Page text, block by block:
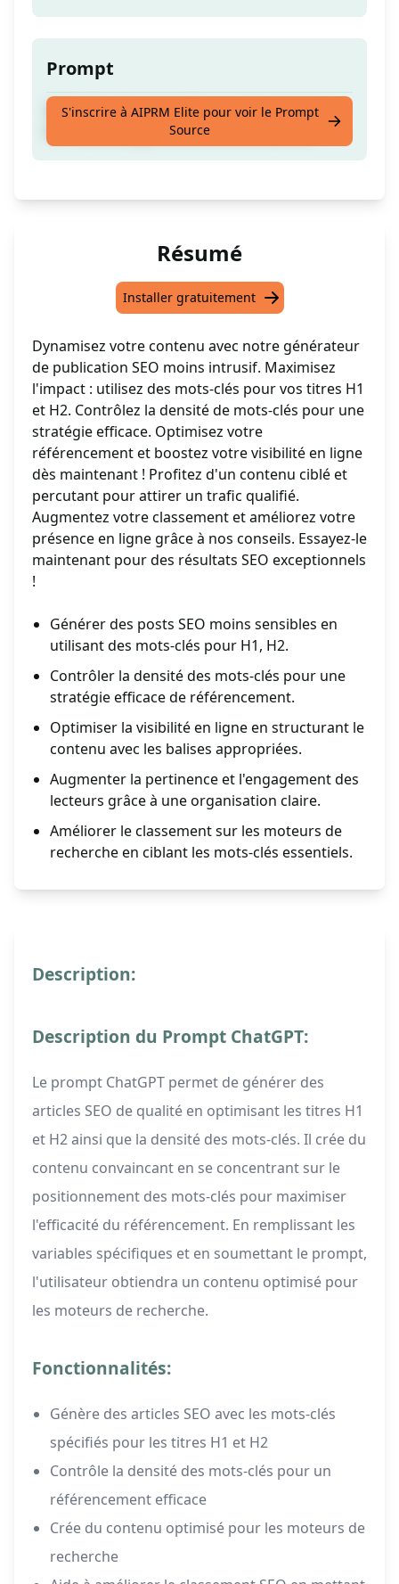
Prompt
Utilisation de mots-clés pour les principaux
H1, H2, stratégie de contrôle de densité
S'inscrire à AIPRM Elite pour voir le Prompt
Source
Résumé
Installer gratuitement
Dynamisez votre contenu avec notre générateur
de publication SEO moins intrusif. Maximisez
l'impact : utilisez des mots-clés pour vos titres H1
et H2. Contrôlez la densité de mots-clés pour une
stratégie efficace. Optimisez votre
référencement et boostez votre visibilité en ligne
dès maintenant ! Profitez d'un contenu ciblé et
percutant pour attirer un trafic qualifié.
Augmentez votre classement et améliorez votre
présence en ligne grâce à nos conseils. Essayez-le
maintenant pour des résultats SEO exceptionnels
!
Générer des posts SEO moins sensibles en
utilisant des mots-clés pour H1, H2.
Contrôler la densité des mots-clés pour une
stratégie efficace de référencement.
Optimiser la visibilité en ligne en structurant le
contenu avec les balises appropriées.
Augmenter la pertinence et l'engagement des
lecteurs grâce à une organisation claire.
Améliorer le classement sur les moteurs de
recherche en ciblant les mots-clés essentiels.
Description:
Description du Prompt ChatGPT:
Le prompt ChatGPT permet de générer des
articles SEO de qualité en optimisant les titres H1
et H2 ainsi que la densité des mots-clés. Il crée du
contenu convaincant en se concentrant sur le
positionnement des mots-clés pour maximiser
l'efficacité du référencement. En remplissant les
variables spécifiques et en soumettant le prompt,
l'utilisateur obtiendra un contenu optimisé pour
les moteurs de recherche.
Fonctionnalités:
Génère des articles SEO avec les mots-clés
spécifiés pour les titres H1 et H2
Contrôle la densité des mots-clés pour un
référencement efficace
Crée du contenu optimisé pour les moteurs de
recherche